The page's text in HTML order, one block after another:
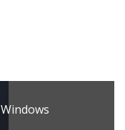
Windows